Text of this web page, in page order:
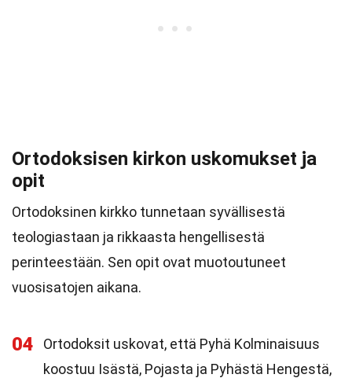
Ortodoksisen kirkon uskomukset ja
opit
Ortodoksinen kirkko tunnetaan syvällisestä
teologiastaan ja rikkaasta hengellisestä
perinteestään. Sen opit ovat muotoutuneet
vuosisatojen aikana.
04
Ortodoksit uskovat, että Pyhä Kolminaisuus
koostuu Isästä, Pojasta ja Pyhästä Hengestä,